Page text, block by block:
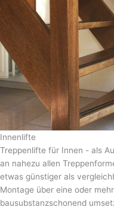
Innenlifte
Treppenlifte für Innen - als
an nahezu allen
etwas günstiger als
Montage über eine oder
bausubstanzschonend